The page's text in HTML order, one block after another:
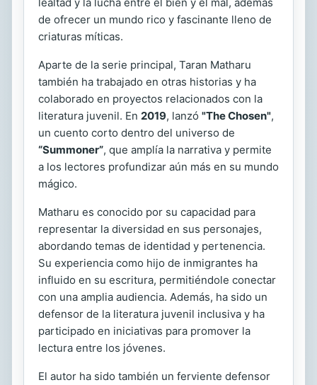
de ofrecer un mundo rico y fascinante lleno de
criaturas míticas.
Aparte de la serie principal, Taran Matharu
también ha trabajado en otras historias y ha
colaborado en proyectos relacionados con la
literatura juvenil. En 2019, lanzó "The Chosen",
un cuento corto dentro del universo de
“Summoner”, que amplía la narrativa y permite
a los lectores profundizar aún más en su mundo
mágico.
Matharu es conocido por su capacidad para
representar la diversidad en sus personajes,
abordando temas de identidad y pertenencia.
Su experiencia como hijo de inmigrantes ha
influido en su escritura, permitiéndole conectar
con una amplia audiencia. Además, ha sido un
defensor de la literatura juvenil inclusiva y ha
participado en iniciativas para promover la
lectura entre los jóvenes.
El autor ha sido también un ferviente defensor